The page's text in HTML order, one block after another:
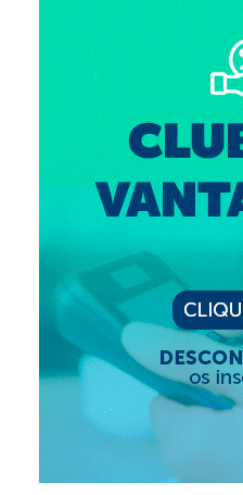
Valores dos serviços
Reserva de auditório
Notícias
Contatos
Fale Conosco
NEP